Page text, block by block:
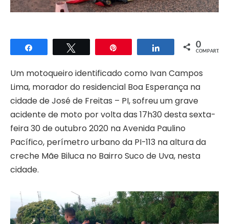
Compartilhar Compartilhar
0
COMPART.
Um motoqueiro identificado como Ivan Campos
Lima, morador do residencial Boa Esperança na
cidade de José de Freitas – PI, sofreu um grave
acidente de moto por volta das 17h30 desta sexta-
feira 30 de outubro 2020 na Avenida Paulino
Pacífico, perímetro urbano da PI-113 na altura da
creche Mãe Biluca no Bairro Suco de Uva, nesta
cidade.